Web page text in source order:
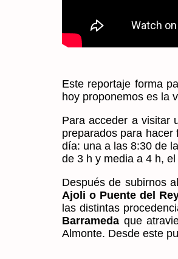
Este reportaje forma
hoy proponemos es la
Para acceder a visitar
preparados para hacer
día: una a las 8:30 de
de 3 h y media a 4 h,
Después de subirnos
Ajoli o Puente del
las distintas
Barrameda que
Almonte. Desde este